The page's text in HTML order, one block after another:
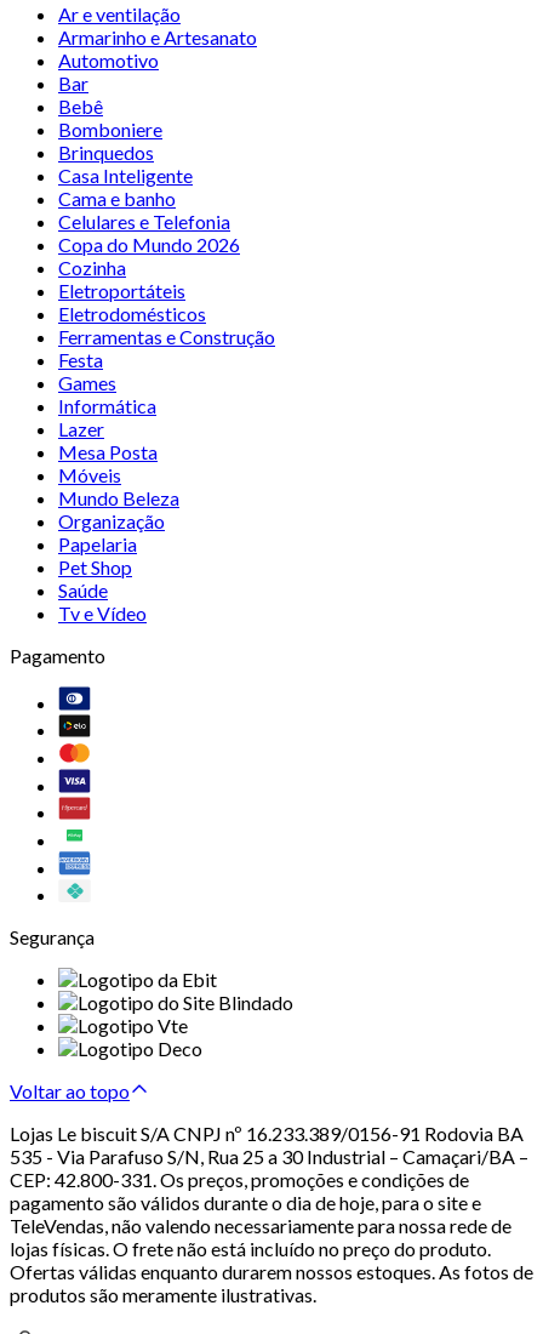
Ar e ventilação
Armarinho e Artesanato
Automotivo
Bar
Bebê
Bomboniere
Brinquedos
Casa Inteligente
Cama e banho
Celulares e Telefonia
Copa do Mundo 2026
Cozinha
Eletroportáteis
Eletrodomésticos
Ferramentas e Construção
Festa
Games
Informática
Lazer
Mesa Posta
Móveis
Mundo Beleza
Organização
Papelaria
Pet Shop
Saúde
Tv e Vídeo
Pagamento
Segurança
Voltar ao topo
Lojas Le biscuit S/A CNPJ nº 16.233.389/0156-91 Rodovia BA
535 - Via Parafuso S/N, Rua 25 a 30 Industrial – Camaçari/BA –
CEP: 42.800-331. Os preços, promoções e condições de
pagamento são válidos durante o dia de hoje, para o site e
TeleVendas, não valendo necessariamente para nossa rede de
lojas físicas. O frete não está incluído no preço do produto.
Ofertas válidas enquanto durarem nossos estoques. As fotos de
produtos são meramente ilustrativas.